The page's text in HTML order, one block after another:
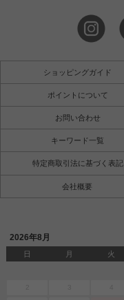
ショッピングガイド
ポイントについて
お問い合わせ
キーワード一覧
特定商取引法に基づく表記
会社概要
2026年8月
日 月 火